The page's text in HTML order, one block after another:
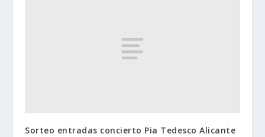
Sorteo entradas concierto Pia Tedesco Alicante